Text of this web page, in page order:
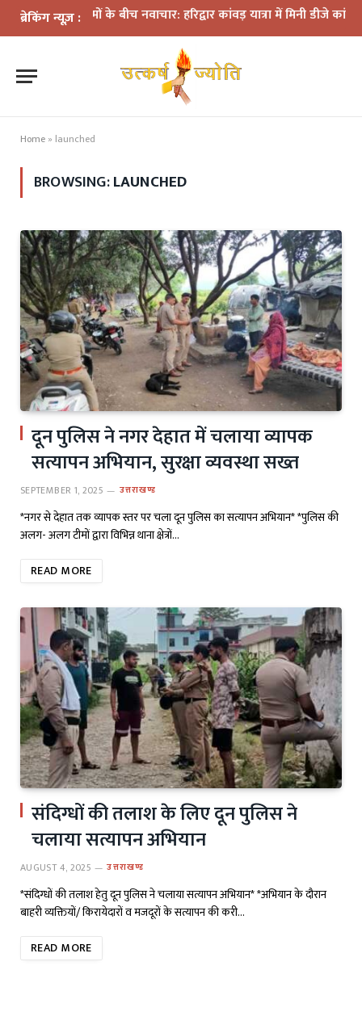
ब्रेकिंग न्यूज़ :
के नियमों के बीच नवाचार: हरिद्वार कांवड़ यात्रा में मिनी डीजे कांवड़
Home » launched
BROWSING:LAUNCHED
दून पुलिस ने नगर देहात में चलाया व्यापक
सत्यापन अभियान, सुरक्षा व्यवस्था सख्त
SEPTEMBER 1, 2025 उत्तराखण्ड
*नगर से देहात तक व्यापक स्तर पर चला दून पुलिस का सत्यापन अभियान* *पुलिस की
अलग- अलग टीमों द्वारा विभिन्न थाना क्षेत्रों…
READ MORE
संदिग्धों की तलाश के लिए दून पुलिस ने
चलाया सत्यापन अभियान
AUGUST 4, 2025 उत्तराखण्ड
*संदिग्धों की तलाश हेतु दून पुलिस ने चलाया सत्यापन अभियान* *अभियान के दौरान
बाहरी व्यक्तियों/ किरायेदारों व मजदूरों के सत्यापन की करी…
READ MORE